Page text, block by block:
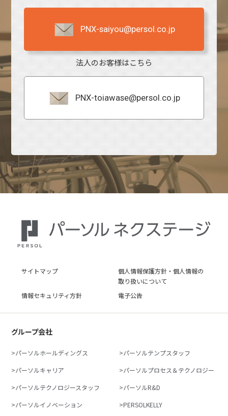
PNX-saiyou@persol.co.jp
法人のお客様はこちら
PNX-toiawase@persol.co.jp
サイトマップ
個人情報保護方針・個人情報の
取り扱いについて
情報セキュリティ方針
電子公告
グループ会社
パーソルホールディングス
パーソルテンプスタッフ
パーソルキャリア
パーソルプロセス＆テクノロジー
パーソルテクノロジースタッフ
パーソルR&D
パーソルイノベーション
PERSOLKELLY